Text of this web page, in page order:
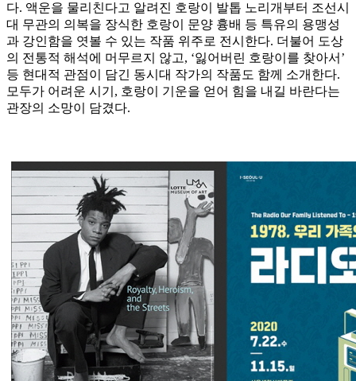
다. 액운을 물리친다고 알려진 호랑이 발톱 노리개부터 조선시
대 무관의 의복을 장식한 호랑이 문양 흉배 등 특유의 용맹성
과 강인함을 엿볼 수 있는 작품 위주로 전시한다. 더불어 도상
의 전통적 해석에 머무르지 않고, ‘잃어버린 호랑이를 찾아서’
등 현대적 관점이 담긴 동시대 작가의 작품도 함께 소개한다.
모두가 어려운 시기, 호랑이 기운을 얻어 힘을 내길 바란다는
관장의 소망이 담겼다.